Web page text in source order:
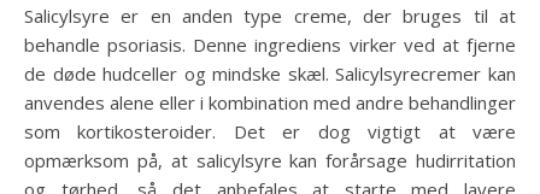
Salicylsyre er en anden type creme, der bruges til at
behandle psoriasis. Denne ingrediens virker ved at fjerne
de døde hudceller og mindske skæl. Salicylsyrecremer kan
anvendes alene eller i kombination med andre behandlinger
som kortikosteroider. Det er dog vigtigt at være
opmærksom på, at salicylsyre kan forårsage hudirritation